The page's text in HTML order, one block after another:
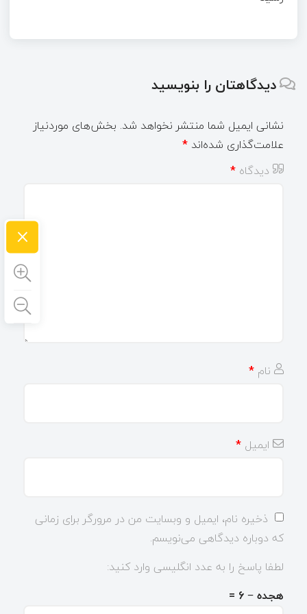
دیدگاهتان را بنویسید
نشانی ایمیل شما منتشر نخواهد شد. بخش‌های موردنیاز
علامت‌گذاری شده‌اند *
دیدگاه *
نام *
ایمیل *
ذخیره نام، ایمیل و وبسایت من در مرورگر برای زمانی
که دوباره دیدگاهی می‌نویسم.
لطفا پاسخ را به عدد انگلیسی وارد کنید:
هجده − 6 =
×